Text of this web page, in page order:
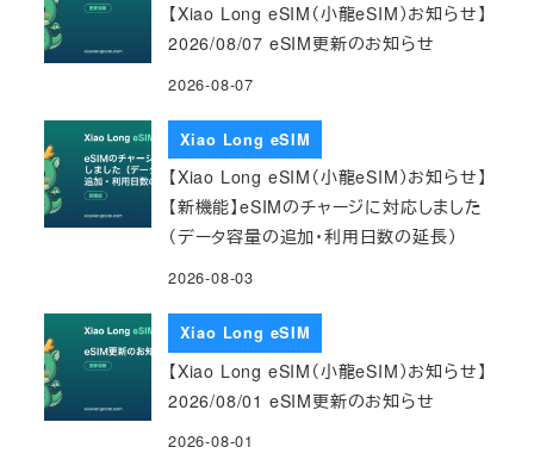
【Xiao Long eSIM（小龍eSIM）お知らせ】
2026/08/07 eSIM更新のお知らせ
2026-08-07
Xiao Long eSIM
【Xiao Long eSIM（小龍eSIM）お知らせ】
【新機能】eSIMのチャージに対応しました
（データ容量の追加・利用日数の延長）
2026-08-03
Xiao Long eSIM
【Xiao Long eSIM（小龍eSIM）お知らせ】
2026/08/01 eSIM更新のお知らせ
2026-08-01